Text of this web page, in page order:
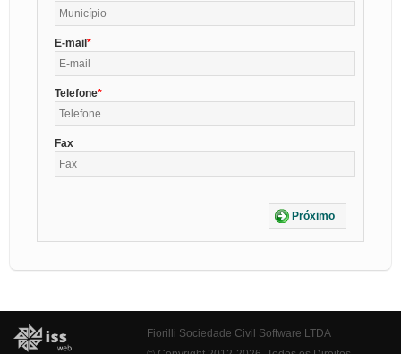
E-mail
Telefone
Fax
Próximo
Fiorilli Sociedade Civil Software LTDA